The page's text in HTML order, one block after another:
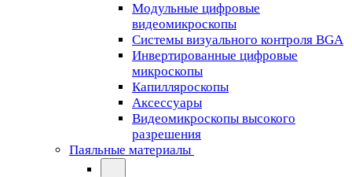
Модульные цифровые
видеомикроскопы
Cистемы визуального контроля BGA
Инвертированные цифровые
микроскопы
Капилляроскопы
Аксессуары
Видеомикроскопы высокого
разрешения
Паяльные материалы